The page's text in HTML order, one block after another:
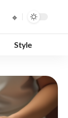
Style